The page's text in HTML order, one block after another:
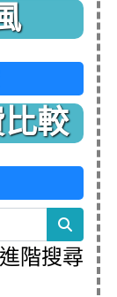
較
search
進階搜尋